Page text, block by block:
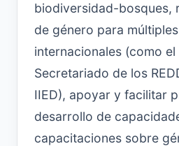
biodiversidad-bosques,
de género para
internacionales (como el
Secretariado de los
IIED), apoyar y facilitar
desarrollo de
capacitaciones sobre